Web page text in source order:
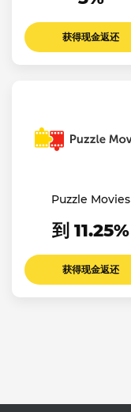
获得现金返还
Puzzle Movies
到 11.25%
获得现金返还